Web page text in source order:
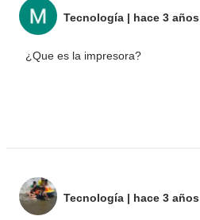
Tecnología | hace 3 años
¿Que es la impresora?
Tecnología | hace 3 años